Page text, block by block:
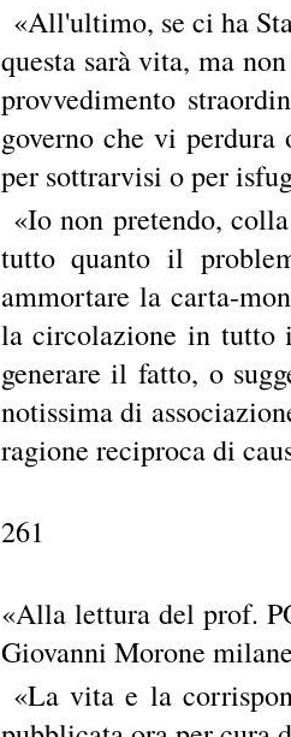
«All'ultimo, se ci ha
questa sarà vita, ma
provvedimento
governo che vi
per sottrarvisi o per
«Io non pretendo,
tutto quanto il
ammortare la carta-
la circolazione in tutto
generare il fatto, o
notissima di
ragione reciproca di
261
«Alla lettura del prof.
Giovanni Morone
«La vita e la